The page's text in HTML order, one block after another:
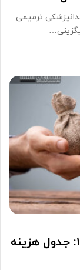
ترمیمی
تعرفه های دندانپزشکی در سال ۱۴۰۴: جدول هزینه